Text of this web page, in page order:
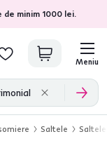
minim 1000 lei.
Meniu
Saltele